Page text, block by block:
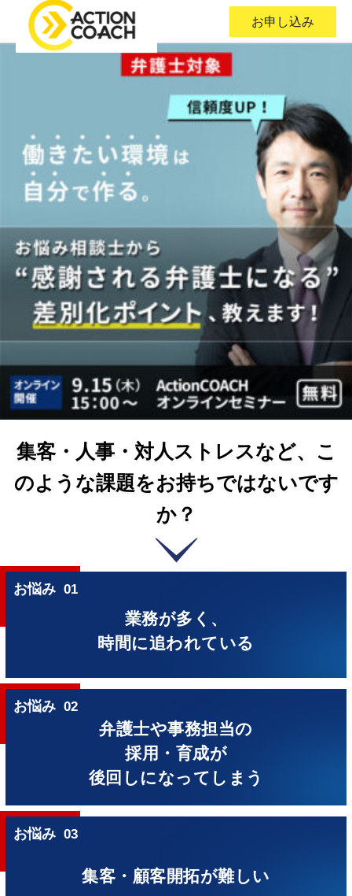
お申し込み
集客・人事・対人ストレスなど、こ
のような課題をお持ちではないです
か？
お悩み 01
業務が多く、
時間に追われている
お悩み 02
弁護士や事務担当の
採用・育成が
後回しになってしまう
お悩み 03
集客・顧客開拓が難しい